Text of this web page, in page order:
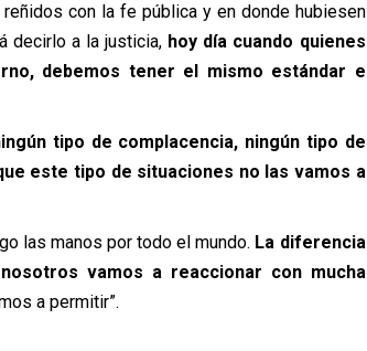
con la fe pública y en donde hubiesen
decirlo a la justicia, hoy día cuando quienes
debemos tener el mismo estándar e
tipo de complacencia, ningún tipo de
este tipo de situaciones no las vamos a
las manos por todo el mundo. La diferencia
vamos a reaccionar con mucha
a permitir”.